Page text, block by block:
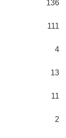
136
111
4
13
11
2